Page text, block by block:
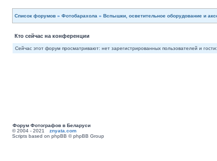
Список форумов » Фотобарахола » Вспышки, осветительное оборудование и
Кто сейчас на конференции
Сейчас этот форум просматривают: нет зарегистрированных пользователей и
Форум Фотографов в Беларуси
© 2004 - 2021 znyata.com
Scripts based on phpBB © phpBB Group